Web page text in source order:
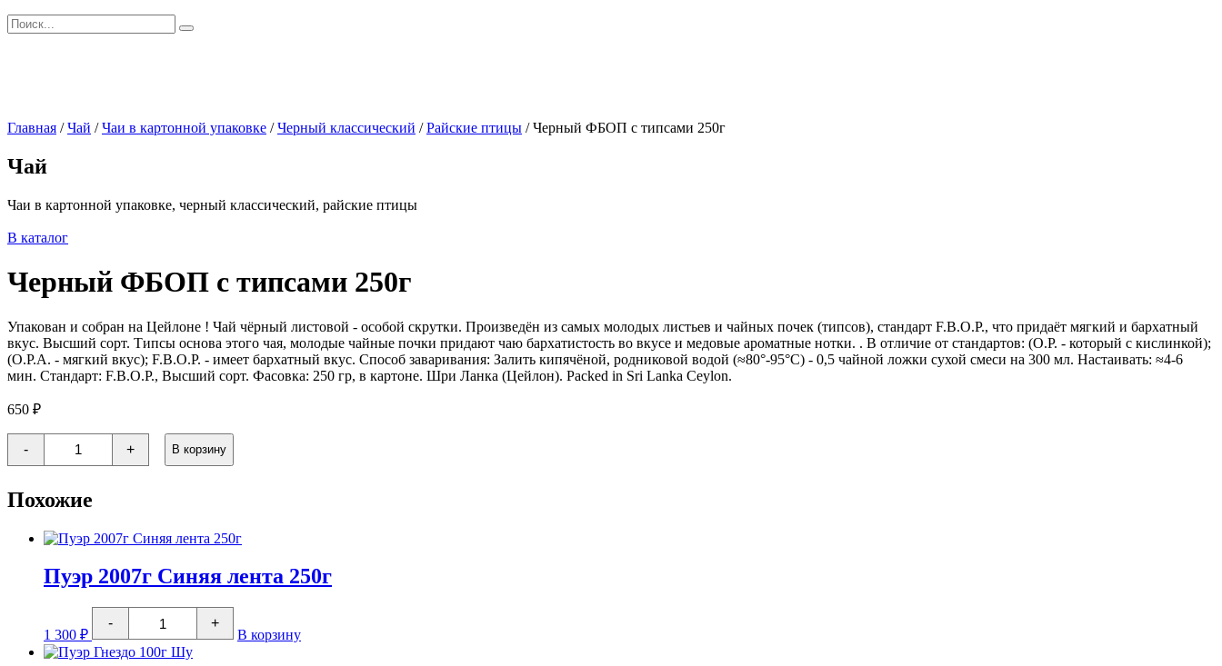
Искать:
Главная /Чай /Чаи в картонной упаковке /Черный классический /Райские птицы /Черный ФБОП с типсами 250г
Чай
Чаи в картонной упаковке, черный классический, райские птицы
В каталог
Черный ФБОП с типсами 250г
Упакован и собран на Цейлоне ! Чай чёрный листовой - особой скрутки. Произведён из самых молодых листьев и чайных почек (типсов), стандарт F.B.O.P., что придаёт мягкий и бархатный
вкус. Высший сорт. Типсы основа этого чая, молодые чайные почки придают чаю бархатистость во вкусе и медовые ароматные нотки. . В отличие от стандартов: (O.P. - который с кислинкой);
(O.P.A. - мягкий вкус); F.B.O.P. - имеет бархатный вкус. Способ заваривания: Залить кипячёной, родниковой водой (≈80°-95°С) - 0,5 чайной ложки сухой смеси на 300 мл. Настаивать: ≈4-6
мин. Стандарт: F.B.O.P., Высший сорт. Фасовка: 250 гр, в картоне. Шри Ланка (Цейлон). Packed in Sri Lanka Ceylon.
650 ₽
-
Количество
товара
Черный
с
типсами
+ В корзину
Похожие
Пуэр 2007г Синяя лента 250г
1 300 ₽
-
Количество
товара
Пуэр
2007г
+
В корзину